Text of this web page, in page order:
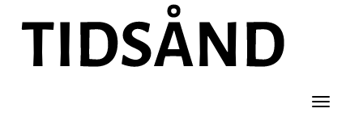
hovedinnhold
Toggle